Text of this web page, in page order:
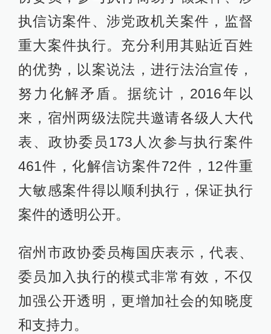
执信访案件、涉党政机关案件，监督
重大案件执行。充分利用其贴近百姓
的优势，以案说法，进行法治宣传，
努力化解矛盾。据统计，2016年以
来，宿州两级法院共邀请各级人大代
表、政协委员173人次参与执行案件
461件，化解信访案件72件，12件重
大敏感案件得以顺利执行，保证执行
案件的透明公开。
宿州市政协委员梅国庆表示，代表、
委员加入执行的模式非常有效，不仅
加强公开透明，更增加社会的知晓度
和支持力。